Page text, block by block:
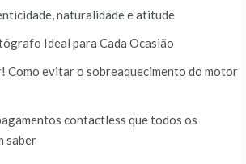
naturalidade e atitude
Ideal para Cada Ocasião
Como evitar o sobreaquecimento do motor
contactless que todos os
saber